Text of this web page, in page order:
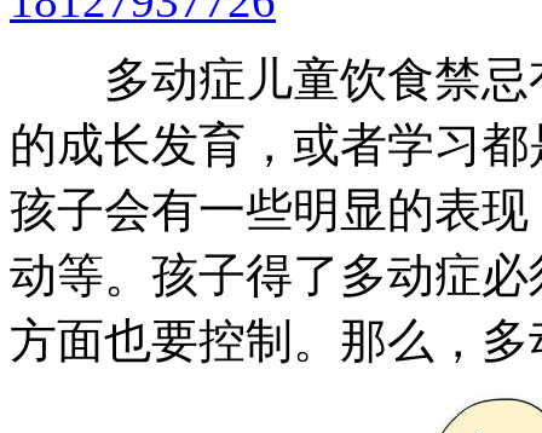
多动症儿童饮食禁忌
的成长发育，或者学习
孩子会有一些明显的表
动等。孩子得了多动症
方面也要控制。那么，